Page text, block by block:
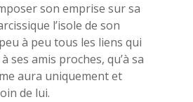
son emprise sur sa
l’isole de son
à peu tous les liens qui
ses amis proches, qu’à sa
aura uniquement et
de lui.